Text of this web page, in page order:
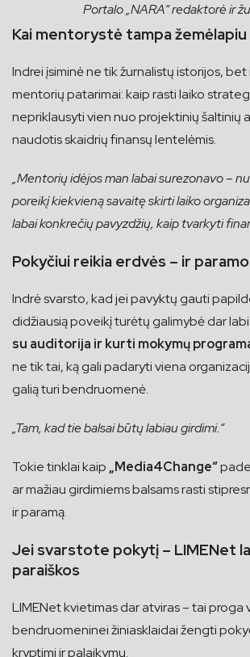
Portalo „NARA“ redaktorė ir
Kai mentorystė tampa žemėlapiu
Indrei įsiminė ne tik žurnalistų istorijos,
mentorių patarimai: kaip rasti laiko
nepriklausyti vien nuo projektinių šaltinių
naudotis skaidrių finansų lentelėmis.
„Mentorių idėjos man labai surezonavo –
poreikį kiekvieną savaitę skirti laiko
labai konkrečių pavyzdžių, kaip tvarkyti
Pokyčiui reikia erdvės – ir
Indrė svarsto, kad jei pavyktų gauti
didžiausią poveikį turėtų galimybė dar
su auditorija ir kurti mokymų
ne tik tai, ką gali padaryti viena
galią turi bendruomenė.
„Tam, kad tie balsai būtų labiau girdimi.“
Tokie tinklai kaip „Media4Change“
ar mažiau girdimiems balsams rasti
ir paramą.
Jei svarstote pokytį – LIMENet
paraiškos
LIMENet kvietimas dar atviras – tai proga
bendruomeninei žiniasklaidai žengti
kryptimi ir palaikymu.